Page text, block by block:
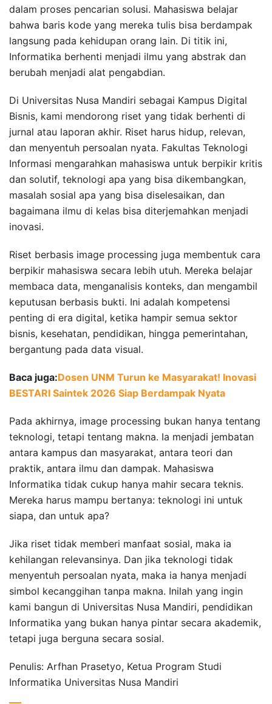
dalam proses pencarian solusi. Mahasiswa belajar
bahwa baris kode yang mereka tulis bisa berdampak
langsung pada kehidupan orang lain. Di titik ini,
Informatika berhenti menjadi ilmu yang abstrak dan
berubah menjadi alat pengabdian.
Di Universitas Nusa Mandiri sebagai Kampus Digital
Bisnis, kami mendorong riset yang tidak berhenti di
jurnal atau laporan akhir. Riset harus hidup, relevan,
dan menyentuh persoalan nyata. Fakultas Teknologi
Informasi mengarahkan mahasiswa untuk berpikir kritis
dan solutif, teknologi apa yang bisa dikembangkan,
masalah sosial apa yang bisa diselesaikan, dan
bagaimana ilmu di kelas bisa diterjemahkan menjadi
inovasi.
Riset berbasis image processing juga membentuk cara
berpikir mahasiswa secara lebih utuh. Mereka belajar
membaca data, menganalisis konteks, dan mengambil
keputusan berbasis bukti. Ini adalah kompetensi
penting di era digital, ketika hampir semua sektor
bisnis, kesehatan, pendidikan, hingga pemerintahan,
bergantung pada data visual.
Baca juga:Dosen UNM Turun ke Masyarakat! Inovasi
BESTARI Saintek 2026 Siap Berdampak Nyata
Pada akhirnya, image processing bukan hanya tentang
teknologi, tetapi tentang makna. Ia menjadi jembatan
antara kampus dan masyarakat, antara teori dan
praktik, antara ilmu dan dampak. Mahasiswa
Informatika tidak cukup hanya mahir secara teknis.
Mereka harus mampu bertanya: teknologi ini untuk
siapa, dan untuk apa?
Jika riset tidak memberi manfaat sosial, maka ia
kehilangan relevansinya. Dan jika teknologi tidak
menyentuh persoalan nyata, maka ia hanya menjadi
simbol kecanggihan tanpa makna. Inilah yang ingin
kami bangun di Universitas Nusa Mandiri, pendidikan
Informatika yang bukan hanya pintar secara akademik,
tetapi juga berguna secara sosial.
Penulis: Arfhan Prasetyo, Ketua Program Studi
Informatika Universitas Nusa Mandiri